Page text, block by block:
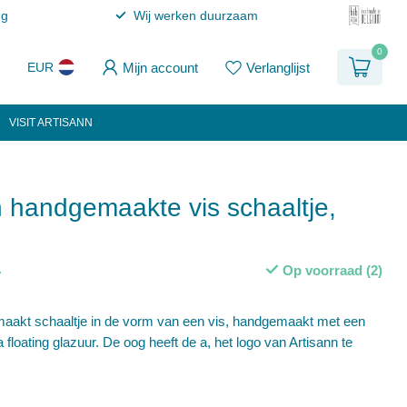
Wij werken duurzaam
EUR Mijn account Verlanglijst
0
VISIT ARTISANN
handgemaakte vis schaaltje,
Op voorraad (2)
schaaltje in de vorm van een vis, handgemaakt met een
floating glazuur. De oog heeft de a, het logo van Artisann te